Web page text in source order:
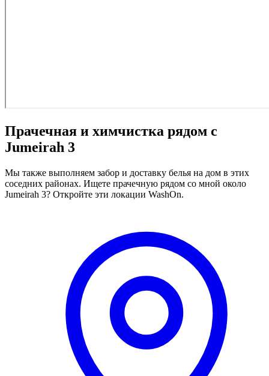
Прачечная и химчистка рядом с
Jumeirah 3
Мы также выполняем забор и доставку белья на дом в этих
соседних районах. Ищете прачечную рядом со мной около
Jumeirah 3? Откройте эти локации WashOn.